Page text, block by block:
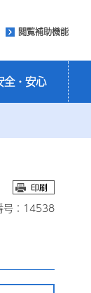
閲覧補助機能
全・安心
号：14538